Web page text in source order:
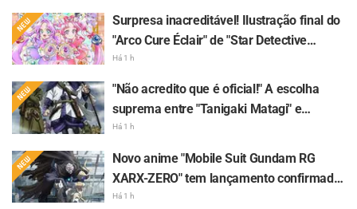
"GariGarikun" vira assunto por parecer
"com a toalha de banho enrolada no
cabelo"
Surpresa inacreditável! Ilustração final do
"Arco Cure Éclair" de "Star Detective
Precure!" recebe comentários como
"Coração apertado" e "Senti o amor da
equipe de produção"
Há 1 h
"Não acredito que é oficial!" A escolha
suprema entre "Tanigaki Matagi" e
"Genjiro-chan" de "Golden Kamuy" recebe
uma enxurrada de comentários dizendo
Há 1 h
Novo anime "Mobile Suit Gundam RG
XARX-ZERO" tem lançamento confirmado
para 2027 e empolga fãs: "Capa e braço
Há 1 h